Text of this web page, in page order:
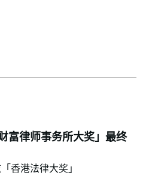
富律师事务所大奖」最终
香港法律大奖」